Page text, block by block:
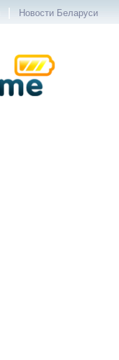
| Новости Беларуси